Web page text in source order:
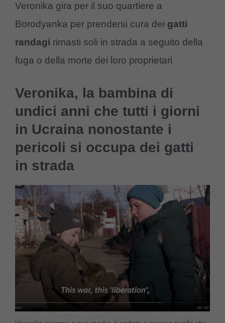
Veronika gira per il suo quartiere a
Borodyanka per prendersi cura dei gatti
randagi rimasti soli in strada a seguito della
fuga o della morte dei loro proprietari
Veronika, la bambina di
undici anni che tutti i giorni
in Ucraina nonostante i
pericoli si occupa dei gatti
in strada